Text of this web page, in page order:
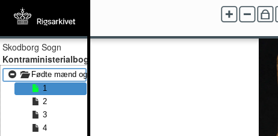
Skodborg Sogn
Kontraministerialbog
Fødte mænd og kvinder 1810 - Fødte mænd og kvinder 1841
1
2
3
4